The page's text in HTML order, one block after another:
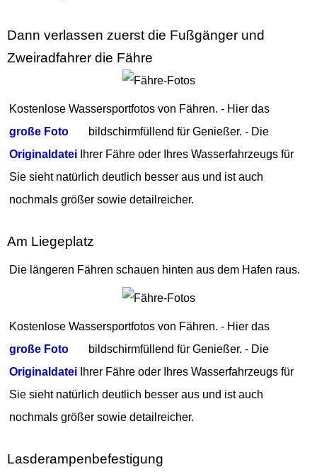
Dann verlassen zuerst die Fußgänger und
Zweiradfahrer die Fähre
Kostenlose Wassersportfotos von Fähren. - Hier das
große Foto
bildschirmfüllend für Genießer. - Die
Originaldatei Ihrer Fähre oder Ihres Wasserfahrzeugs für
Sie sieht natürlich deutlich besser aus und ist auch
nochmals größer sowie detailreicher.
Am Liegeplatz
Die längeren Fähren schauen hinten aus dem Hafen raus.
Kostenlose Wassersportfotos von Fähren. - Hier das
große Foto
bildschirmfüllend für Genießer. - Die
Originaldatei Ihrer Fähre oder Ihres Wasserfahrzeugs für
Sie sieht natürlich deutlich besser aus und ist auch
nochmals größer sowie detailreicher.
Lasderampenbefestigung